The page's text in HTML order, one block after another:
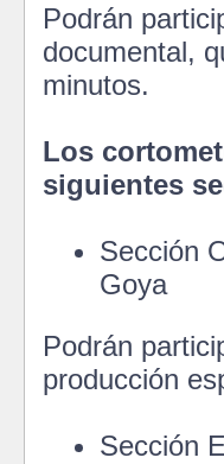
Podrán
documental,
minutos.
Los
siguientes
Sección
Goya
Podrán
producción
Sección